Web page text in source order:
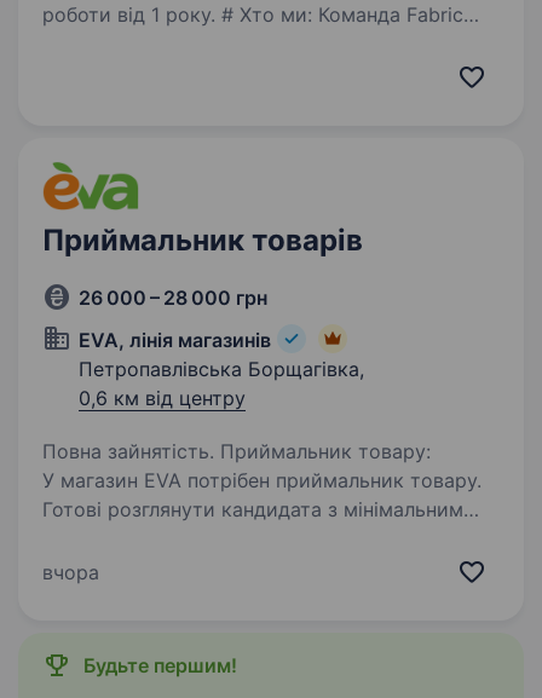
роботи від 1 року. # Хто ми: Команда Fabric
(Туреччина, Італія, Польща);…
Приймальник товарів
26 000 – 28 000 грн
EVA, лінія магазинів
Петропавлівська Борщагівка,
0,6 км від центру
Повна зайнятість. Приймальник товару:
У магазин EVA потрібен приймальник товару.
Готові розглянути кандидата з мінімальним
приймальником. Гарантуємо базові соціальні
вчора
Будьте першим!